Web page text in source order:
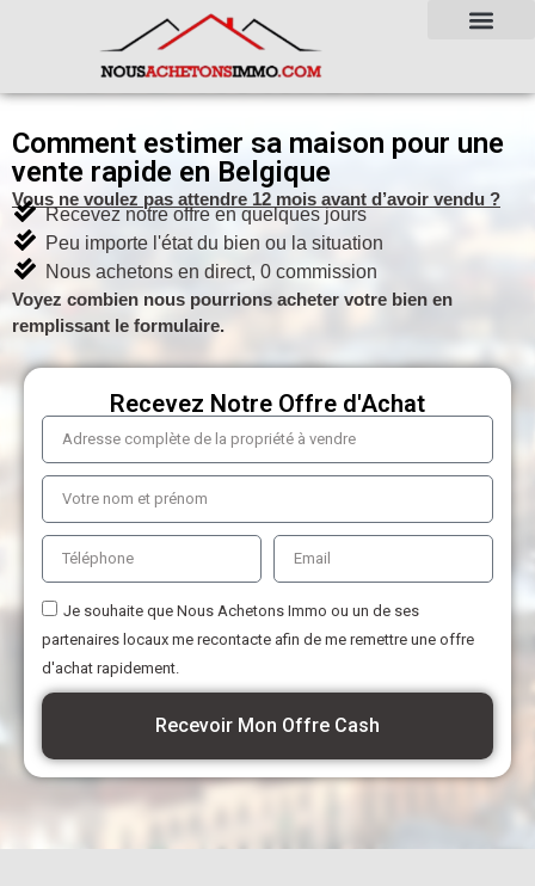
Comment estimer sa maison pour une
vente rapide en Belgique
Vous ne voulez pas attendre 12 mois avant d’avoir vendu ?
Recevez notre offre en quelques jours
Peu importe l'état du bien ou la situation
Nous achetons en direct, 0 commission
Voyez combien nous pourrions acheter votre bien en
remplissant le formulaire.
Recevez Notre Offre d'Achat
Je souhaite que Nous Achetons Immo ou un de ses
partenaires locaux me recontacte afin de me remettre une offre
d'achat rapidement.
Recevoir Mon Offre Cash